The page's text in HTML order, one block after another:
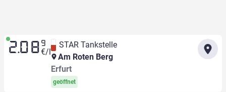
2.08 9
€/l
STAR Tankstelle
Am Roten Berg
Erfurt
geöffnet